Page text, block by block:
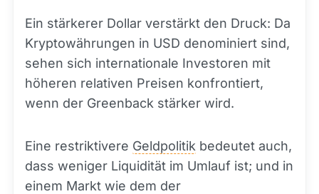
Ein stärkerer Dollar verstärkt den Druck: Da
Kryptowährungen in USD denominiert sind,
sehen sich internationale Investoren mit
höheren relativen Preisen konfrontiert,
wenn der Greenback stärker wird.
Eine restriktivere Geldpolitik bedeutet auch,
dass weniger Liquidität im Umlauf ist; und in
einem Markt wie dem der